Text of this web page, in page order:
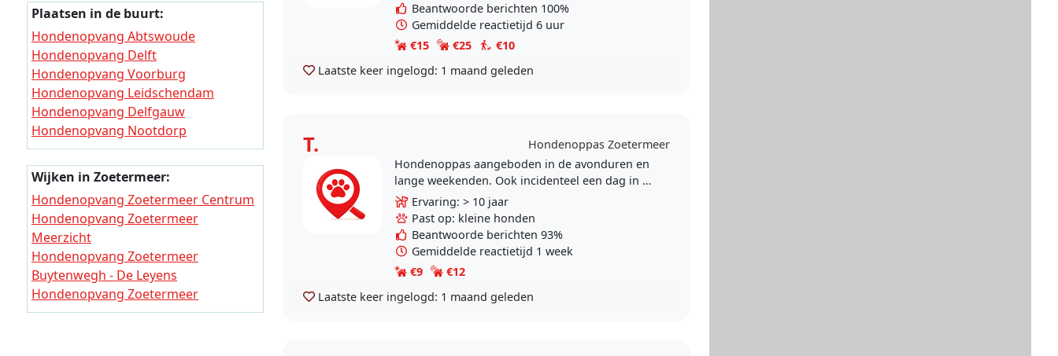
Beantwoorde berichten 100%
Gemiddelde reactietijd 6 uur
€15
€25
€10
Laatste keer ingelogd: 1 maand geleden
T.
Hondenoppas Zoetermeer
Hondenoppas aangeboden in de avonduren en
lange weekenden. Ook incidenteel een dag in de
week. Geen Vakanties !! Wij zijn dol op honden
en vinden..
Ervaring: > 10 jaar
Past op: kleine honden
Beantwoorde berichten 93%
Gemiddelde reactietijd 1 week
€9
€12
Laatste keer ingelogd: 1 maand geleden
Plaatsen in de buurt:
Hondenopvang Abtswoude
Hondenopvang Delft
Hondenopvang Voorburg
Hondenopvang Leidschendam
Hondenopvang Delfgauw
Hondenopvang Nootdorp
Hondenopvang Wassenaar
Hondenopvang Den Deijl
Hondenopvang Wilsveen
Hondenopvang Oude Leede
Wijken in Zoetermeer:
Hondenopvang Zoetermeer Centrum
Hondenopvang Zoetermeer
Meerzicht
Hondenopvang Zoetermeer
Buytenwegh - De Leyens
Hondenopvang Zoetermeer
Seghwaert